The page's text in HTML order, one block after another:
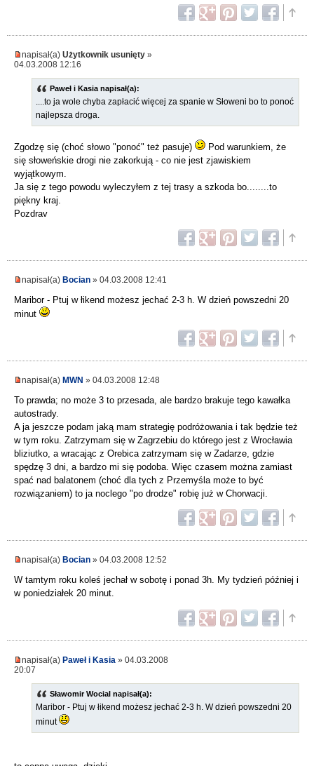
napisał(a) Użytkownik usunięty »
04.03.2008 12:16
Paweł i Kasia napisał(a):
....to ja wole chyba zapłacić więcej za spanie w Słoweni bo to ponoć
najlepsza droga.
Zgodzę się (choć słowo "ponoć" też pasuje)
Pod warunkiem, że
się słoweńskie drogi nie zakorkują - co nie jest zjawiskiem
wyjątkowym.
Ja się z tego powodu wyleczyłem z tej trasy a szkoda bo........to
piękny kraj.
Pozdrav
napisał(a) Bocian » 04.03.2008 12:41
Maribor - Ptuj w łikend możesz jechać 2-3 h. W dzień powszedni 20
minut
napisał(a) MWN » 04.03.2008 12:48
To prawda; no może 3 to przesada, ale bardzo brakuje tego kawałka
autostrady.
A ja jeszcze podam jaką mam strategię podróżowania i tak będzie też
w tym roku. Zatrzymam się w Zagrzebiu do którego jest z Wrocławia
bliziutko, a wracając z Orebica zatrzymam się w Zadarze, gdzie
spędzę 3 dni, a bardzo mi się podoba. Więc czasem można zamiast
spać nad balatonem (choć dla tych z Przemyśla może to być
rozwiązaniem) to ja noclego "po drodze" robię już w Chorwacji.
napisał(a) Bocian » 04.03.2008 12:52
W tamtym roku koleś jechał w sobotę i ponad 3h. My tydzień później i
w poniedziałek 20 minut.
napisał(a) Paweł i Kasia » 04.03.2008
20:07
Sławomir Wocial napisał(a):
Maribor - Ptuj w łikend możesz jechać 2-3 h. W dzień powszedni 20
minut